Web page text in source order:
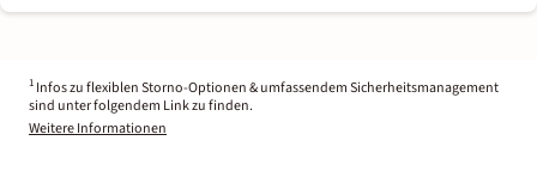
1 Infos zu flexiblen Storno-Optionen & umfassendem Sicherheitsmanagement
sind unter folgendem Link zu finden.
Weitere Informationen